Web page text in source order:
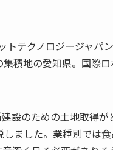
テクノロジージャパ
積地の愛知県。国際
設のための土地取得
ました。業種別では